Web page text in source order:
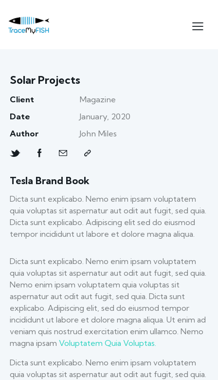
Solar Projects
Client
Magazine
Date
January, 2020
Author
John Miles
Tesla Brand Book
Dicta sunt explicabo. Nemo enim ipsam voluptatem
quia voluptas sit aspernatur aut odit aut fugit, sed quia.
Dicta sunt explicabo. Adipiscing elit sed do eiusmod
tempor incididunt ut labore et dolore magna aliqua.
Dicta sunt explicabo. Nemo enim ipsam voluptatem
quia voluptas sit aspernatur aut odit aut fugit, sed quia.
Nemo enim ipsam voluptatem quia voluptas sit
aspernatur aut odit aut fugit, sed quia. Dicta sunt
explicabo. Adipiscing elit, sed do eiusmod tempor
incididunt ut labore et dolore magna aliqua. Ut enim ad
veniam quis nostrud exercitation enim ullamco. Nemo
magna ipsam Voluptatem Quia Voluptas.
Dicta sunt explicabo. Nemo enim ipsam voluptatem
quia voluptas sit aspernatur aut odit aut fugit, sed quia.